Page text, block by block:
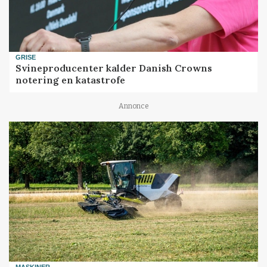
GRISE
Svineproducenter kalder Danish Crowns
notering en katastrofe
Annonce